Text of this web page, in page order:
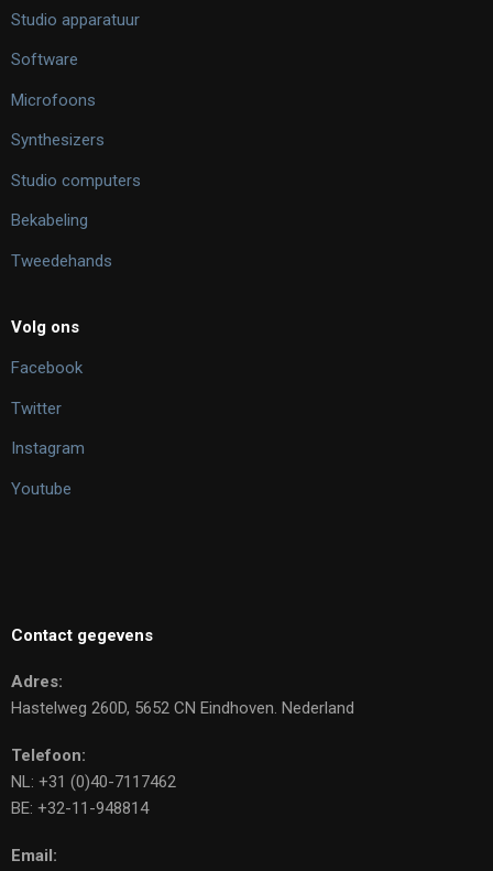
Studio apparatuur
Software
Microfoons
Synthesizers
Studio computers
Bekabeling
Tweedehands
Volg ons
Facebook
Twitter
Instagram
Youtube
Contact gegevens
Adres:
Hastelweg 260D, 5652 CN Eindhoven. Nederland
Telefoon:
NL: +31 (0)40-7117462
BE: +32-11-948814
Email: